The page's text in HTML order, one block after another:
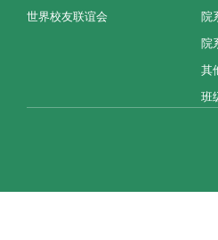
世界校友联谊会
院
院
其
班